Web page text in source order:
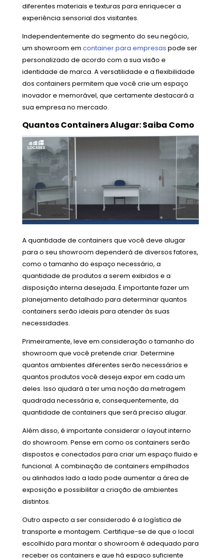
diferentes materiais e texturas para enriquecer a
experiência sensorial dos visitantes.
Independentemente do segmento do seu negócio,
um showroom em container para empresas pode ser
personalizado de acordo com a sua visão e
identidade de marca. A versatilidade e a flexibilidade
dos containers permitem que você crie um espaço
inovador e memorável, que certamente destacará a
sua empresa no mercado.
Quantos Containers Alugar: Saiba Como
A quantidade de containers que você deve alugar
para o seu showroom dependerá de diversos fatores,
como o tamanho do espaço necessário, a
quantidade de produtos a serem exibidos e a
disposição interna desejada. É importante fazer um
planejamento detalhado para determinar quantos
containers serão ideais para atender às suas
necessidades.
Primeiramente, leve em consideração o tamanho do
showroom que você pretende criar. Determine
quantos ambientes diferentes serão necessários e
quantos produtos você deseja expor em cada um
deles. Isso ajudará a ter uma noção da metragem
quadrada necessária e, consequentemente, da
quantidade de containers que será preciso alugar.
Além disso, é importante considerar o layout interno
do showroom. Pense em como os containers serão
dispostos e conectados para criar um espaço fluido e
funcional. A combinação de containers empilhados
ou alinhados lado a lado pode aumentar a área de
exposição e possibilitar a criação de ambientes
distintos.
Outro aspecto a ser considerado é a logística de
transporte e montagem. Certifique-se de que o local
escolhido para montar o showroom é adequado para
receber os containers e que há espaço suficiente